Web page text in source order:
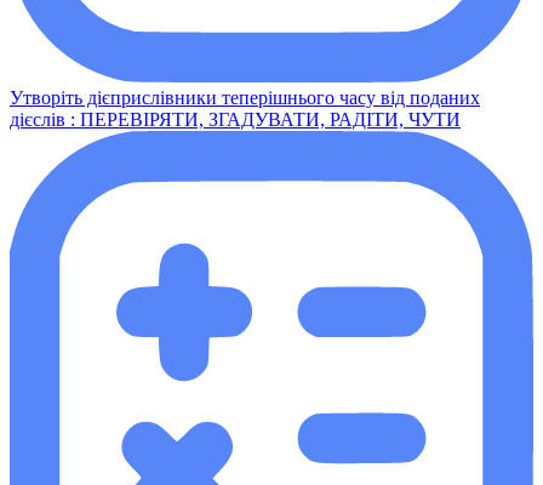
Утворіть дієприслівники теперішнього часу від поданих
дієслів : ПЕРЕВІРЯТИ, ЗГАДУВАТИ, РАДІТИ, ЧУТИ​